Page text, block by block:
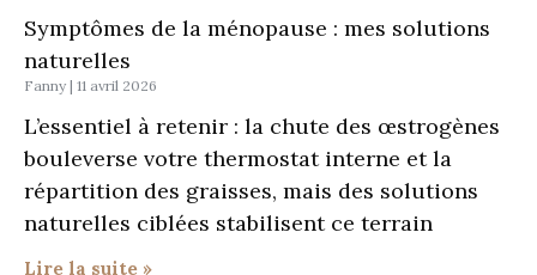
Symptômes de la ménopause : mes solutions
naturelles
Fanny 11 avril 2026
L’essentiel à retenir : la chute des œstrogènes
bouleverse votre thermostat interne et la
répartition des graisses, mais des solutions
naturelles ciblées stabilisent ce terrain
Lire la suite »